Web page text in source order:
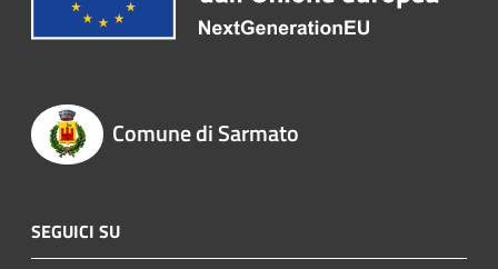
Comune di Sarmato
SEGUICI SU